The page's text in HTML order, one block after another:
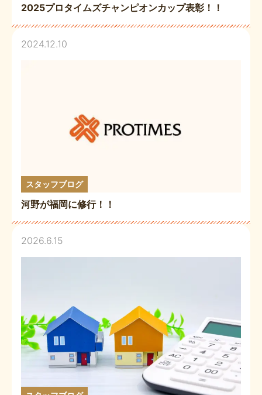
2025プロタイムズチャンピオンカップ表彰！！
2024.12.10
スタッフブログ
河野が福岡に修行！！
2026.6.15